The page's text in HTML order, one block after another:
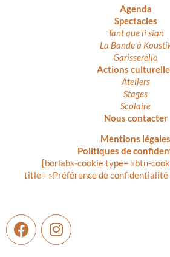
Agenda
Spectacles
Tant que li sian
La Bande à
Garisserello
Actions
Ateliers
Stages
Scolaire
Nous contacter
Mentions légales
Politiques de
[borlabs-cookie type= »btn-
title= »Préférence de confidentialité